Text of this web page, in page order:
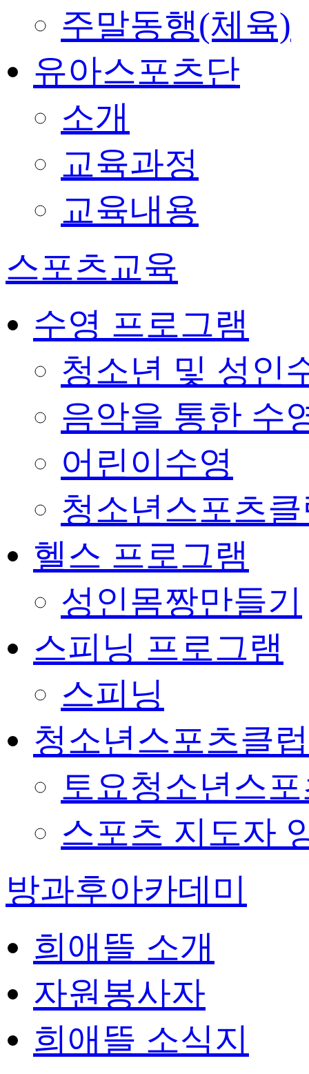
주말동행(체육)
유아스포츠단
소개
교육과정
교육내용
스포츠교육
수영 프로그램
청소년 및 성인
음악을 통한 수
어린이수영
청소년스포츠
헬스 프로그램
성인몸짱만들기
스피닝 프로그램
스피닝
청소년스포츠클
토요청소년스
스포츠 지도자
방과후아카데미
희애뜰 소개
자원봉사자
희애뜰 소식지